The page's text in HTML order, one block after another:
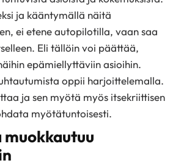
ja kääntymällä näitä
ei etene autopilotilla, vaan saa
Eli tällöin voi päättää,
epämiellyttäviin asioihin.
oppii harjoittelemalla.
ja sen myötä myös itsekriittisen
myötätuntoisesti.
muokkautuu